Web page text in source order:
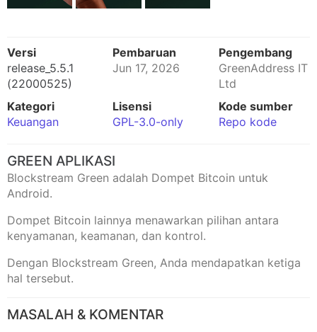
Versi
release_5.5.1
(22000525)
Pembaruan
Jun 17, 2026
Pengembang
GreenAddress IT
Ltd
Kategori
Keuangan
Lisensi
GPL-3.0-only
Kode sumber
Repo kode
GREEN APLIKASI
Blockstream Green adalah Dompet Bitcoin untuk
Android.
Dompet Bitcoin lainnya menawarkan pilihan antara
kenyamanan, keamanan, dan kontrol.
Dengan Blockstream Green, Anda mendapatkan ketiga
hal tersebut.
MASALAH & KOMENTAR